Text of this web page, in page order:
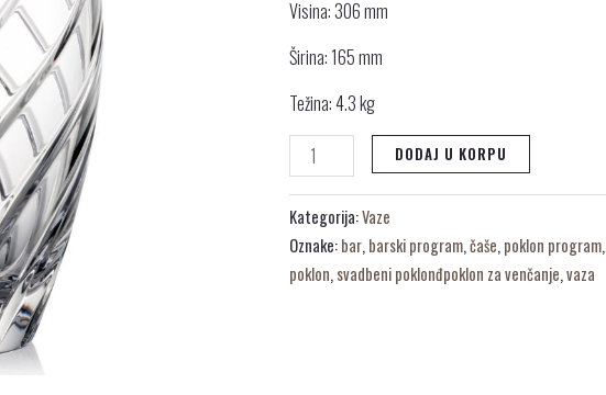
Visina: 306 mm
Širina: 165 mm
Težina: 4.3 kg
DODAJ U KORPU
Kategorija:Vaze
Oznake:bar,barski program,čaše,poklon program,
poklon,svadbeni poklonđpoklon za venčanje,vaza